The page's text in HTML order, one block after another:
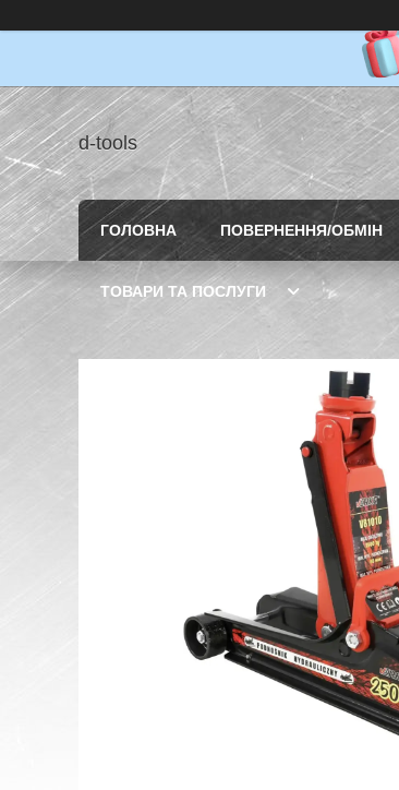
d-tools
ГОЛОВНА ПОВЕРНЕННЯ/ОБМІН
ТОВАРИ ТА ПОСЛУГИ